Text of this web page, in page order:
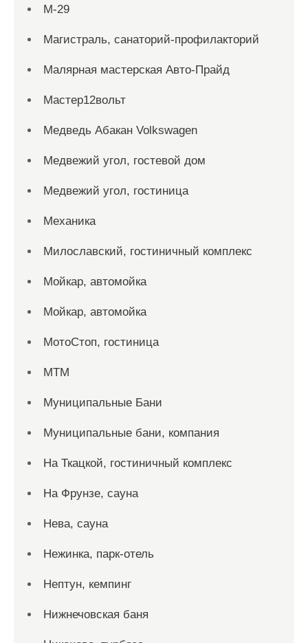
М-29
Магистраль, санаторий-профилакторий
Малярная мастерская Авто-Прайд
Мастер12вольт
Медведь Абакан Volkswagen
Медвежий угол, гостевой дом
Медвежий угол, гостиница
Механика
Милославский, гостиничный комплекс
Мойкар, автомойка
Мойкар, автомойка
МотоСтоп, гостиница
МТМ
Муниципальные Бани
Муниципальные бани, компания
На Ткацкой, гостиничный комплекс
На Фрунзе, сауна
Нева, сауна
Нежинка, парк-отель
Нептун, кемпинг
Нижнечовская баня